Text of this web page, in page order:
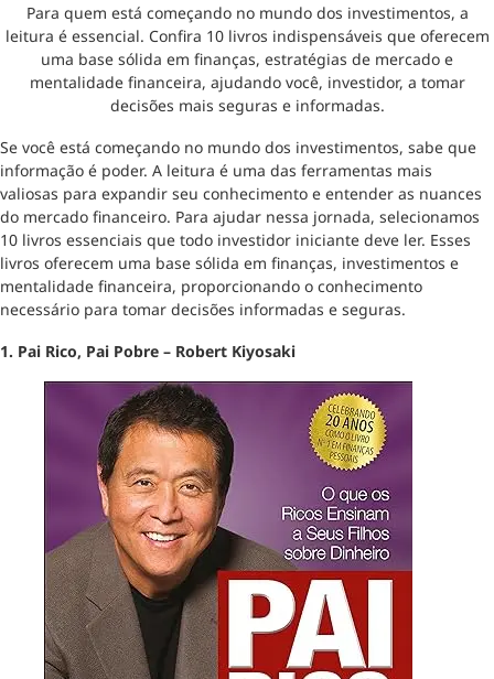
Para quem está começando no mundo dos investimentos, a
leitura é essencial. Confira 10 livros indispensáveis que oferecem
uma base sólida em finanças, estratégias de mercado e
mentalidade financeira, ajudando você, investidor, a tomar
decisões mais seguras e informadas.
Se você está começando no mundo dos investimentos, sabe que
informação é poder. A leitura é uma das ferramentas mais
valiosas para expandir seu conhecimento e entender as nuances
do mercado financeiro. Para ajudar nessa jornada, selecionamos
10 livros essenciais que todo investidor iniciante deve ler. Esses
livros oferecem uma base sólida em finanças, investimentos e
mentalidade financeira, proporcionando o conhecimento
necessário para tomar decisões informadas e seguras.
1. Pai Rico, Pai Pobre – Robert Kiyosaki